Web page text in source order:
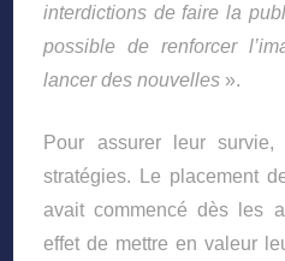
interdictions de faire la
possible de renforcer
lancer des nouvelles ».
Pour assurer leur
stratégies. Le placement
avait commencé dès les
effet de mettre en valeur